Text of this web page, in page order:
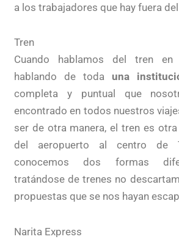
a los trabajadores que hay fuera
Tren
Cuando hablamos del tren en
hablando de toda una
completa y puntual que
encontrado en todos nuestros
ser de otra manera, el tren es
del aeropuerto al centro de
conocemos dos formas
tratándose de trenes no
propuestas que se nos hayan
Narita Express